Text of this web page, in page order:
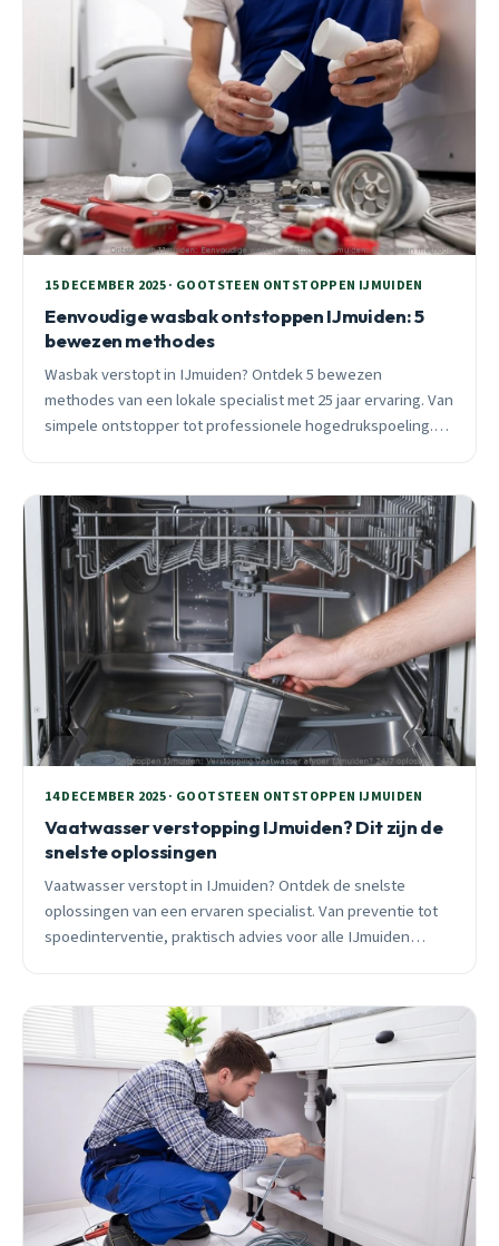
15 DECEMBER 2025 · GOOTSTEEN ONTSTOPPEN IJMUIDEN
Eenvoudige wasbak ontstoppen IJmuiden: 5
bewezen methodes
Wasbak verstopt in IJmuiden? Ontdek 5 bewezen
methodes van een lokale specialist met 25 jaar ervaring. Van
simpele ontstopper tot professionele hogedrukspoeling.
14 DECEMBER 2025 · GOOTSTEEN ONTSTOPPEN IJMUIDEN
Vaatwasser verstopping IJmuiden? Dit zijn de
snelste oplossingen
Vaatwasser verstopt in IJmuiden? Ontdek de snelste
oplossingen van een ervaren specialist. Van preventie tot
spoedinterventie, praktisch advies voor alle IJmuiden